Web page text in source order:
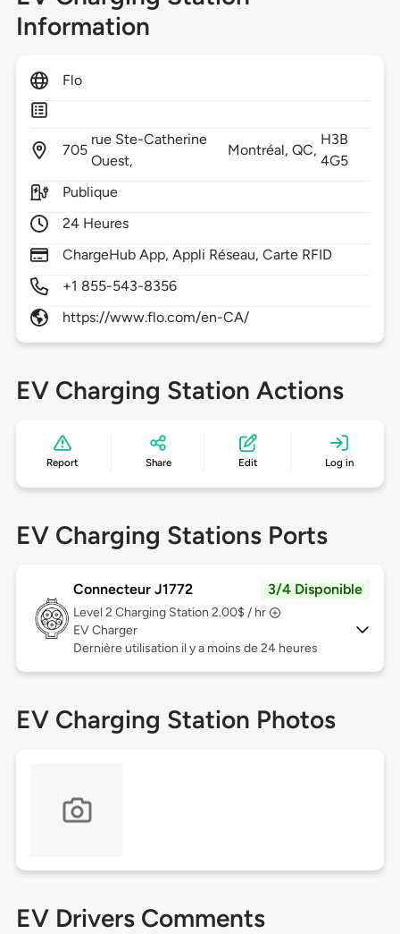
Information
Flo
705
rue Ste-Catherine
Ouest,
Montréal,QC,
H3B
4G5
Publique
24 Heures
ChargeHub App, Appli Réseau, Carte RFID
+1 855-543-8356
https://www.flo.com/en-CA/
EV Charging Station Actions
Report Share Edit Log in
EV Charging Stations Ports
Connecteur J1772 3/4 Disponible
Level 2 Charging Station 2.00$ / hr
EV Charger
Dernière utilisation il y a moins de 24 heures
EV Charging Station Photos
EV Drivers Comments